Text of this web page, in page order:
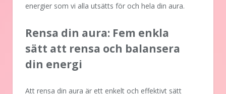
energier som vi alla utsätts för och hela din aura.
Rensa din aura: Fem enkla
sätt att rensa och balansera
din energi
Att rensa din aura är ett enkelt och effektivt sätt